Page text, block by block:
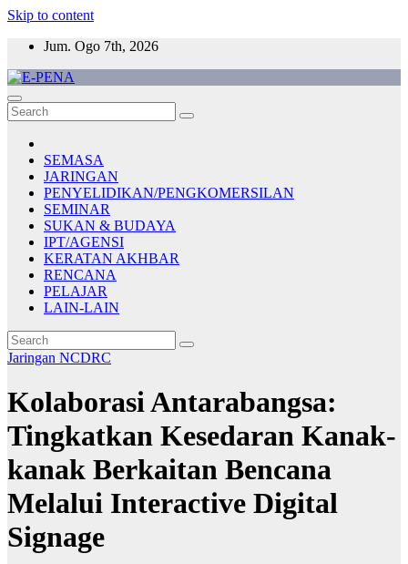
Skip to content
Jum. Ogo 7th, 2026
E-PENA
Berita Digital Terkini
SEMASA
JARINGAN
PENYELIDIKAN/PENGKOMERSILAN
SEMINAR
SUKAN & BUDAYA
IPT/AGENSI
KERATAN AKHBAR
RENCANA
PELAJAR
LAIN-LAIN
Jaringan NCDRC
Kolaborasi Antarabangsa:
Tingkatkan Kesedaran Kanak-
kanak Berkaitan Bencana
Melalui Interactive Digital
Signage